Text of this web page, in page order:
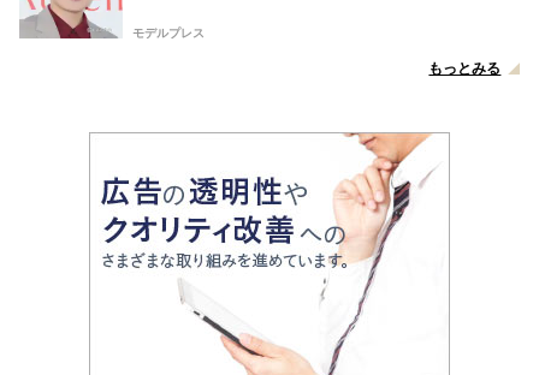
モデルプレス
もっとみる